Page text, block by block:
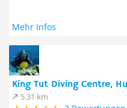
Mehr Infos
King Tut Diving Centre,
5.31 km